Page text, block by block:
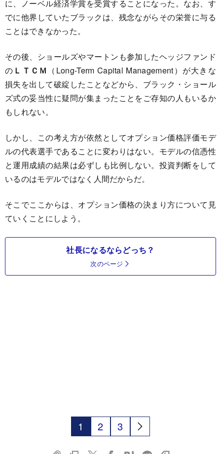
に、ノーベル経済学賞を受賞することになった。なお、す
でに他界していたブラックは、残念ながらその栄誉に与る
ことはできなかった。
その後、ショールズやマートンも参加したヘッジファンド
の ＬＴＣＭ （Long-Term Capital Management）が大きな
損失を出して破綻したことなどから、ブラック・ショール
ズ式の妥当性に疑問が集まったことをご存知の人もいるか
もしれない。
しかし、この考え方が依然としてオプション価格評価モデ
ルの代表選手であることに変わりはない。モデルの信憑性
と運用成績の結果は必ずしも比例しない。投資判断をして
いるのはモデルではなく人間だからだ。
そこでここからは、オプション価格の決まり方について見
ていくことにしよう。
社長になるならどっち？
次のページ
1 2 3